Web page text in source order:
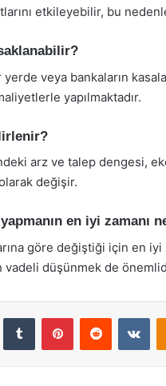
etkileyebilir, bu
veya bankaların
yapılmaktadır.
arz ve talep dengesi,
değişir.
en iyi zamanı
göre değiştiği için en
vadeli düşünmek de
Tumblr PinterestReddit